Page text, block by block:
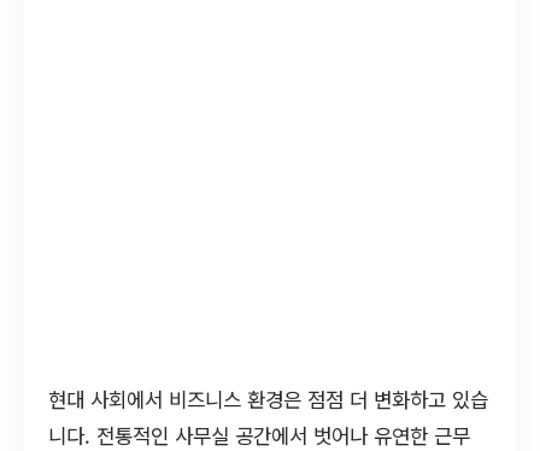
현대 사회에서 비즈니스 환경은 점점 더 변화하고 있습
니다. 전통적인 사무실 공간에서 벗어나 유연한 근무